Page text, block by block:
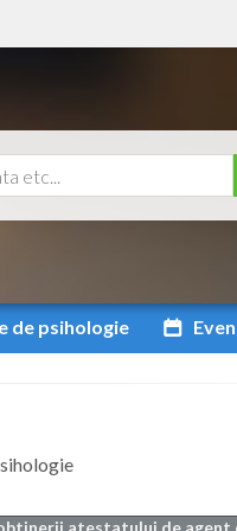
de psihologie
atestatului de agent